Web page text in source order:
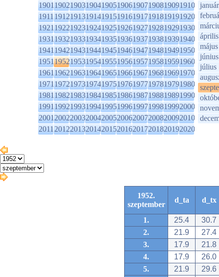
1901190219031904190519061907190819091910
1911191219131914191519161917191819191920
1921192219231924192519261927192819291930
1931193219331934193519361937193819391940
1941194219431944194519461947194819491950
1951195219531954195519561957195819591960
1961196219631964196519661967196819691970
1971197219731974197519761977197819791980
1981198219831984198519861987198819891990
1991199219931994199519961997199819992000
2001200220032004200520062007200820092010
2011201220132014201520162017201820192020
január
április
május
június
július
1952.
szeptember
d_ta d_tx
1. 25.4
30.7
2.
21.9
27.4
3.
17.9
21.8
4.
17.9
26.0
5.
21.9
29.6